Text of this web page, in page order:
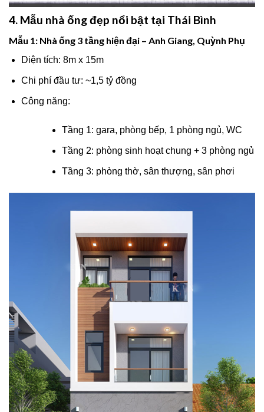
4. Mẫu nhà ống đẹp nổi bật tại Thái Bình
Mẫu 1: Nhà ống 3 tầng hiện đại – Anh Giang, Quỳnh Phụ
Diện tích: 8m x 15m
Chi phí đầu tư: ~1,5 tỷ đồng
Công năng:
Tầng 1: gara, phòng bếp, 1 phòng ngủ, WC
Tầng 2: phòng sinh hoạt chung + 3 phòng ngủ
Tầng 3: phòng thờ, sân thượng, sân phơi